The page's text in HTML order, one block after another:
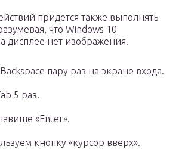
придется также выполнять
что Windows 10
дисплее нет изображения.
пару раз на экране входа.
5 раз.
«Enter».
кнопку «курсор вверх».